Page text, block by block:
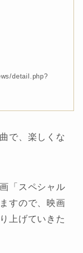
detail.php?
で、楽しくな
「スペシャル
すので、映画
上げていきた